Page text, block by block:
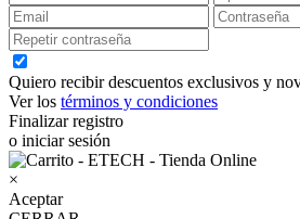
Quiero recibir descuentos exclusivos y
Ver los términos y condiciones
Finalizar registro
o iniciar sesión
×
Aceptar